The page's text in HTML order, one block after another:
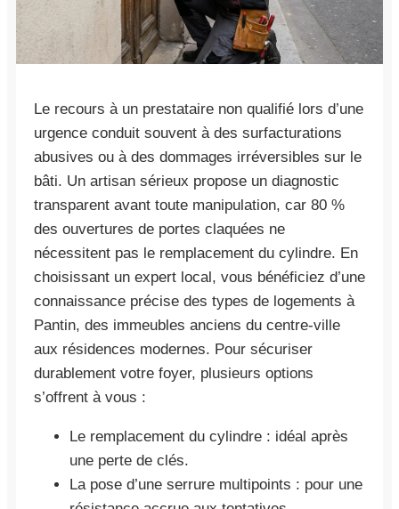
Le recours à un prestataire non qualifié lors d’une
urgence conduit souvent à des surfacturations
abusives ou à des dommages irréversibles sur le
bâti. Un artisan sérieux propose un diagnostic
transparent avant toute manipulation, car 80 %
des ouvertures de portes claquées ne
nécessitent pas le remplacement du cylindre. En
choisissant un expert local, vous bénéficiez d’une
connaissance précise des types de logements à
Pantin, des immeubles anciens du centre-ville
aux résidences modernes. Pour sécuriser
durablement votre foyer, plusieurs options
s’offrent à vous :
Le remplacement du cylindre : idéal après
une perte de clés.
La pose d’une serrure multipoints : pour une